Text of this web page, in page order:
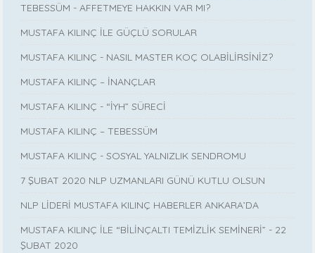
TEBESSÜM - AFFETMEYE HAKKIN VAR MI?
MUSTAFA KILINÇ İLE GÜÇLÜ SORULAR
MUSTAFA KILINÇ - NASIL MASTER KOÇ OLABİLİRSİNİZ?
MUSTAFA KILINÇ – İNANÇLAR
MUSTAFA KILINÇ - “İYH” SÜRECİ
MUSTAFA KILINÇ – TEBESSÜM
MUSTAFA KILINÇ - SOSYAL YALNIZLIK SENDROMU
7 ŞUBAT 2020 NLP UZMANLARI GÜNÜ KUTLU OLSUN
NLP LİDERİ MUSTAFA KILINÇ HABERLER ANKARA’DA
MUSTAFA KILINÇ İLE “BİLİNÇALTI TEMİZLİK SEMİNERİ” - 22
ŞUBAT 2020